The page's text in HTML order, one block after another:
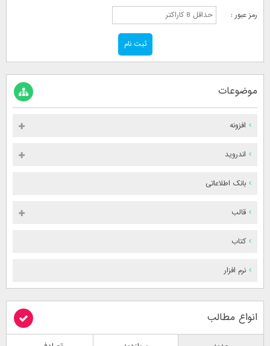
رمز عبور :
موضوعات
افزونه
اندروید
بانک اطلاعاتی
قالب
کتاب
نرم افزار
انواع مطالب